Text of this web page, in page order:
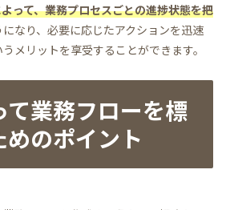
って、業務プロセスごとの進捗状態を把
になり、必要に応じたアクションを迅速
メリットを享受することができます。
て業務フローを標
のポイント